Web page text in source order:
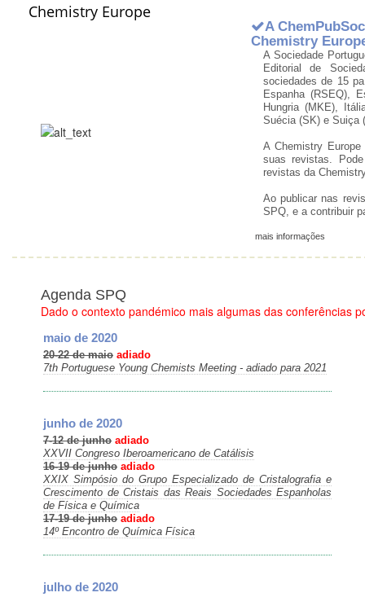
Chemistry Europe
A
Chemistry
A Sociedade
Editorial de
sociedades de 15
Espanha (RSEQ),
Hungria (MKE),
Suécia (SK) e Suiça
A Chemistry
suas revistas.
revistas da
Ao publicar nas
SPQ, e a contribuir
mais informações
Agenda SPQ
Dado o contexto pandémico mais algumas das conferências
maio de 2020
20-22 de maio adiado
7th Portuguese Young Chemists Meeting - adiado para 2021
junho de 2020
7-12 de junho adiado
XXVII Congreso Iberoamericano de Catálisis
16-19 de junho adiado
XXIX Simpósio do Grupo Especializado de Cristalografia e
Crescimento de Cristais das Reais Sociedades Espanholas
de Física e Química
17-19 de junho adiado
14º Encontro de Química Física
julho de 2020